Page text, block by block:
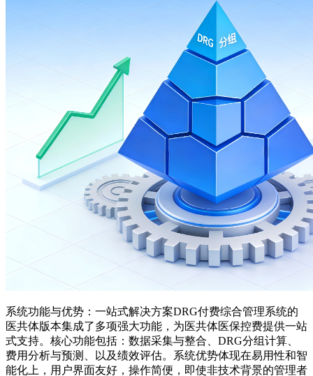
系统功能与优势：一站式解决方案DRG付费综合管理系统的
医共体版本集成了多项强大功能，为医共体医保控费提供一站
式支持。核心功能包括：数据采集与整合、DRG分组计算、
费用分析与预测、以及绩效评估。系统优势体现在易用性和智
能化上，用户界面友好，操作简便，即使非技术背景的管理者